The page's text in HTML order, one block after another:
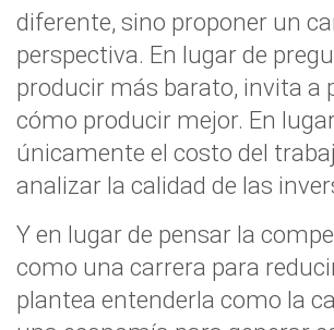
diferente, sino proponer un
perspectiva. En lugar de
producir más barato, invita a
cómo producir mejor. En
únicamente el costo del
analizar la calidad de las
Y en lugar de pensar la
como una carrera para
plantea entenderla como la